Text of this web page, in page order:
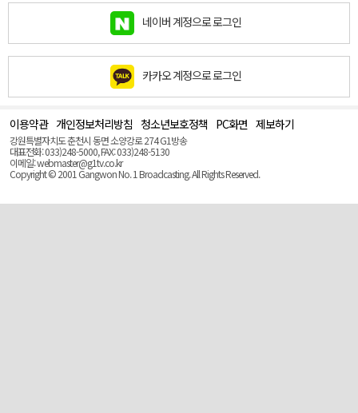
네이버 계정으로 로그인
카카오 계정으로 로그인
이용약관 개인정보처리방침 청소년보호정책 PC화면 제보하기
강원특별자치도 춘천시 동면 소양강로 274 G1방송
대표전화: 033)248-5000, FAX: 033)248-5130
이메일: webmaster@g1tv.co.kr
Copyright © 2001 Gangwon No. 1 Broadcasting. All Rights Reserved.